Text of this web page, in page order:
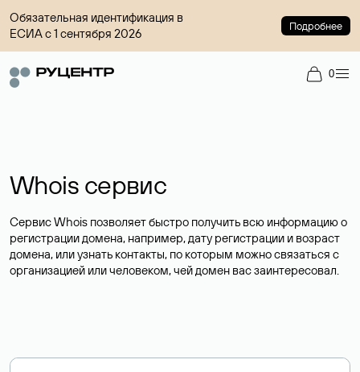
Обязательная идентификация в
ЕСИА с 1 сентября 2026
Подробнее
0
Whois сервис
Сервис Whois позволяет быстро получить всю информацию о
регистрации домена, например, дату регистрации и возраст
домена, или узнать контакты, по которым можно связаться с
организацией или человеком, чей домен вас заинтересовал.